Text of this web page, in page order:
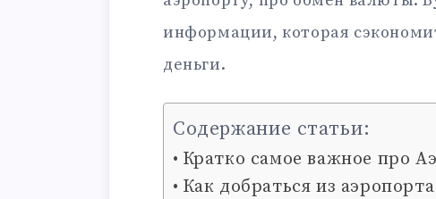
информации, которая
деньги.
Содержание статьи:
Кратко самое важное про
Как добраться из